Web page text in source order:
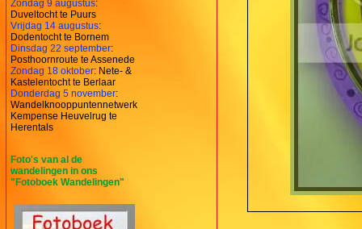
Zondag 9 augustus:
Duveltocht te Puurs
Vrijdag 14 augustus:
Dodentocht te Bornem
Dinsdag 22 september:
Posthoornroute te Assenede
Zondag 18 oktober: Nete- &
Kastelentocht te Berlaar
Donderdag 5 november:
Wandelknooppuntennetwerk
Kempense Heuvelrug te
Herentals
Foto's van al de
wandelingen in ons
"Fotoboek Wandelingen"